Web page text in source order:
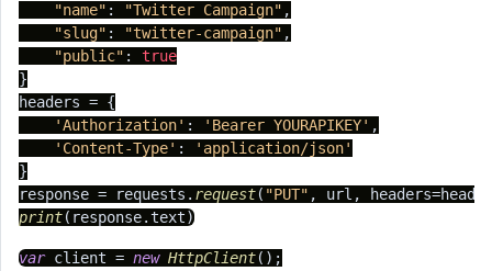
"name" : "Twitter Campaign" ,
"slug" : "twitter-campaign" ,
"public" : true
}
headers = {
'Authorization' : 'Bearer YOURAPIKEY' ,
'Content-Type' :
'application/json'
}
response = requests. request( "PUT"
print(response.text
var client = new HttpClient